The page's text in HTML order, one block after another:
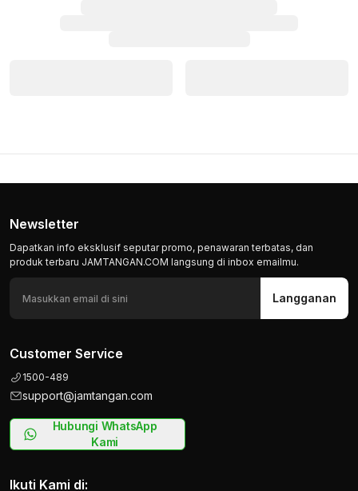
Newsletter
Dapatkan info eksklusif seputar promo, penawaran terbatas, dan
produk terbaru JAMTANGAN.COM langsung di inbox emailmu.
Langganan
Customer Service
1500-489
support@jamtangan.com
Hubungi WhatsApp
Kami
Ikuti Kami di: